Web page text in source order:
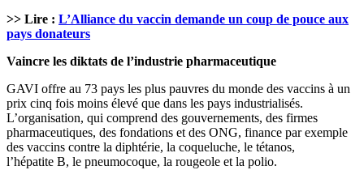
>> Lire : L’Alliance du vaccin demande un coup de pouce aux
pays donateurs
Vaincre les diktats de l’industrie pharmaceutique
GAVI offre au 73 pays les plus pauvres du monde des vaccins à un
prix cinq fois moins élevé que dans les pays industrialisés.
L’organisation, qui comprend des gouvernements, des firmes
pharmaceutiques, des fondations et des ONG, finance par exemple
des vaccins contre la diphtérie, la coqueluche, le tétanos,
l’hépatite B, le pneumocoque, la rougeole et la polio.